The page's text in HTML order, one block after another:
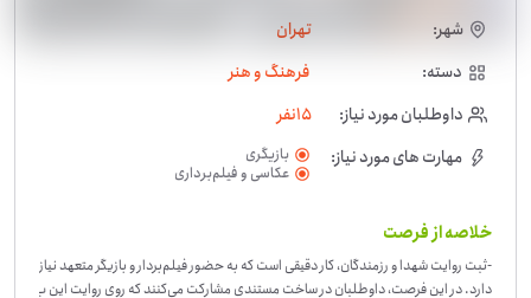
شهر:
تهران
دسته:
فرهنگ و هنر
داوطلبان مورد نیاز:
15نفر
مهارت های مورد نیاز:
بازیگری
عکاسی و فیلم‌برداری
خلاصه از فرصت
-ثبت روایت شهدا و رزمندگان، کار دقیقی است که به حضور فیلم‌بردار و بازیگر متعهد نیاز
دارد. در این فرصت، داوطلبان در ساخت مستندی مشارکت می‌کنند که روی روایت این ب